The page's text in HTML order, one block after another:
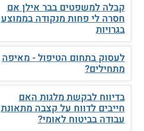
קבלה למשפטים בבר אילן אם
חסרה לי פחות מנקודה בממוצע
בגרויות
לעסוק בתחום הטיפול - מאיפה
מתחילים?
בדיווח לבקשת מלגות האם
חייבים לדווח על קצבה מתאונת
עבודה בביטוח לאומי?